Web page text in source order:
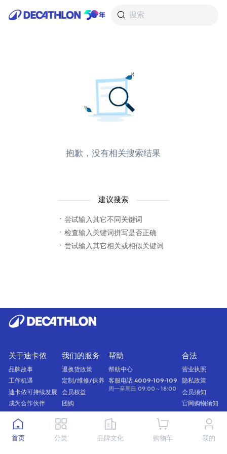
搜索
抱歉，没有相关搜索结果
建议搜索
· 尝试输入其它不同关键词
· 检查输入关键词拼写是否正确
· 尝试输入其它相关或相似关键词
关于迪卡侬
品牌故事
工作机遇
迪卡侬可持续发展
成为合作伙伴
我们的服务
退换货政策
定制/维修/保养
会员权益
团购
帮助
帮助中心
客服电话 4009-109-109
周一至周日 09:00～18:00
合法
营业执照
隐私政策
会员须知
官网购物须知
首页 分类 品牌文化 购物车 我的